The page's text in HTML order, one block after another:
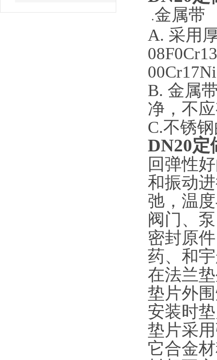
.金属带
A. 采用
B. 金属
净，不
C.不锈
DN20定
回弹性
和振动
弛，温
阀门、
密封原
药、和
在法兰
垫片外
安装时
垫片采
它合金